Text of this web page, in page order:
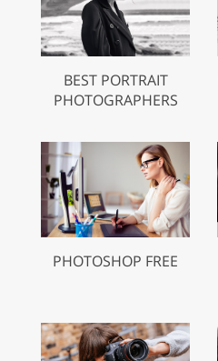
BEST PORTRAIT
PHOTOGRAPHERS
PHOTOSHOP FREE